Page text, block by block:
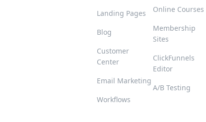
Landing Pages
Blog
Customer
Center
Email Marketing
Workflows
Online Courses
Membership
Sites
ClickFunnels
Editor
A/B Testing